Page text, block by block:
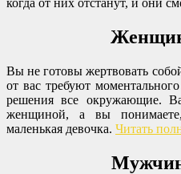
когда от них отстанут, и они
Вы не готовы жертвовать
от вас требуют
решения все окружающие.
женщиной, а вы
маленькая девочка. Читать